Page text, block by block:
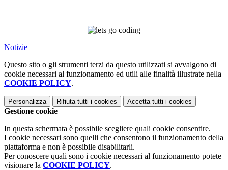
Notizie
Questo sito o gli strumenti terzi da questo utilizzati si avvalgono di
cookie necessari al funzionamento ed utili alle finalità illustrate nella
COOKIE POLICY.
Personalizza Rifiuta tutti i cookies Accetta tutti i cookies
Gestione cookie
In questa schermata è possibile scegliere quali cookie consentire.
I cookie necessari sono quelli che consentono il funzionamento della
piattaforma e non è possibile disabilitarli.
Per conoscere quali sono i cookie necessari al funzionamento potete
visionare la COOKIE POLICY.